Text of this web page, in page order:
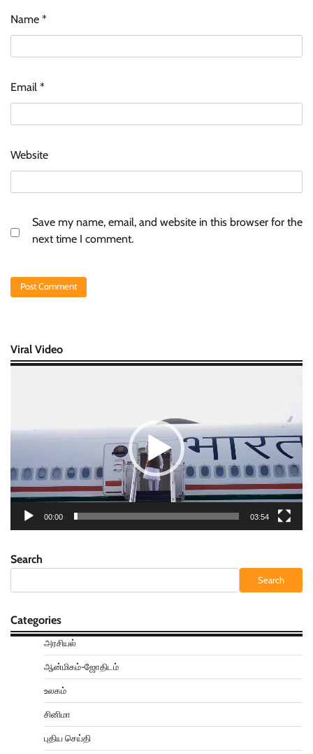
Name *
Email *
Website
Save my name, email, and website in this browser for the
next time I comment.
Viral Video
00:00 03:54
Search
Search
Categories
அரசியல்
ஆன்மிகம்-ஜோதிடம்
உலகம்
சினிமா
புதிய செய்தி